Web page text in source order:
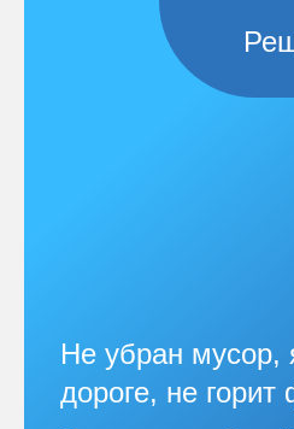
Не убран мусор,
дороге, не